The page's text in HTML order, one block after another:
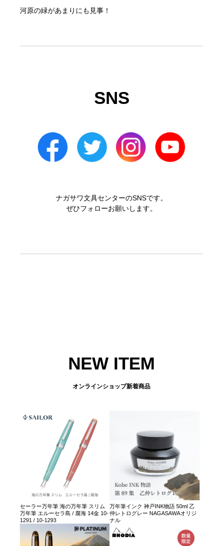
河原の緑があまりにも見事！
SNS
ナガサワ文具センターのSNSです。
ぜひフォローお願いします。
NEW ITEM
オンラインショップ新着商品
セーラー万年筆 海の万年筆 スリム
万年筆 エルーセラ島 / 腐海 14金 10-
1291 / 10-1293
万年筆インク 神戸INK物語 50ml 乙
仲レトログレー NAGASAWAオリジ
ナル